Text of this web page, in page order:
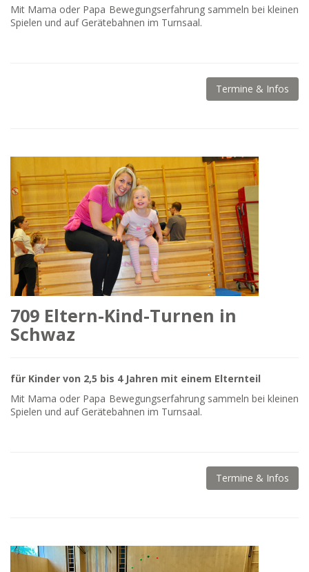
Mit Mama oder Papa Bewegungserfahrung sammeln bei kleinen
Spielen und auf Gerätebahnen im Turnsaal.
Termine & Infos
709 Eltern-Kind-Turnen in
Schwaz
für Kinder von 2,5 bis 4 Jahren mit einem Elternteil
Mit Mama oder Papa Bewegungserfahrung sammeln bei kleinen
Spielen und auf Gerätebahnen im Turnsaal.
Termine & Infos